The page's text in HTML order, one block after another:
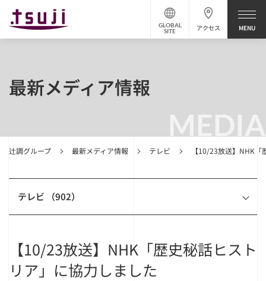
アクセス
GLOBAL
SITE
MEDIA
辻調グループ 最新メディア情報 テレビ 【10/23放送】NHK
最新メディア情報
テレビ （902）
【10/23放送】NHK「歴史秘話ヒスト
リア」に協力しました